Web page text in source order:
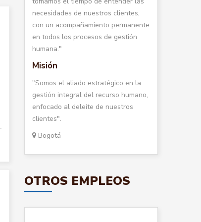
necesidades de nuestros clientes,
con un acompañamiento permanente
en todos los procesos de gestión
humana."
Misión
"Somos el aliado estratégico en la
gestión integral del recurso humano,
enfocado al deleite de nuestros
clientes".
Bogotá
OTROS EMPLEOS